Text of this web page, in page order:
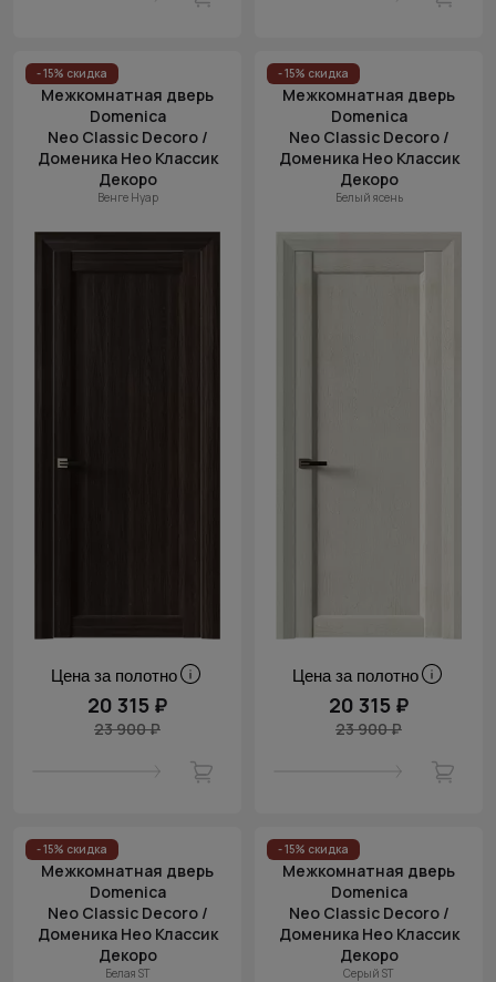
- 15% скидка
Межкомнатная дверь
Domenica
Neo Classic Decoro /
Доменика Нео Классик
Декоро
Венге Нуар
Цена за полотно
20 315 ₽
23 900 ₽
- 15% скидка
Межкомнатная дверь
Domenica
Neo Classic Decoro /
Доменика Нео Классик
Декоро
Белый ясень
Цена за полотно
20 315 ₽
23 900 ₽
- 15% скидка
Межкомнатная дверь
Domenica
Neo Classic Decoro /
Доменика Нео Классик
Декоро
Белая ST
- 15% скидка
Межкомнатная дверь
Domenica
Neo Classic Decoro /
Доменика Нео Классик
Декоро
Серый ST